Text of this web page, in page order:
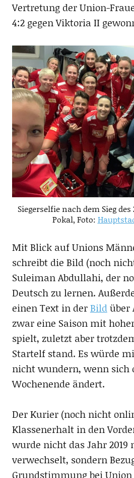
Vertretung der Union-
4:2 gegen Viktoria II
Siegerselfie nach dem Sieg
Pokal, Foto:
Mit Blick auf Unions
schreibt die Bild (noch
Suleiman Abdullahi, der
Deutsch zu lernen.
einen Text in derBildüber
zwar eine Saison mit
spielt, zuletzt aber
Startelf stand. Es würde
nicht wundern, wenn sich
Wochenende ändert.
Der Kurier (noch nicht
Klassenerhalt in den
wurde nicht das Jahr 2019
verwechselt, sondern
Grundstimmung bei